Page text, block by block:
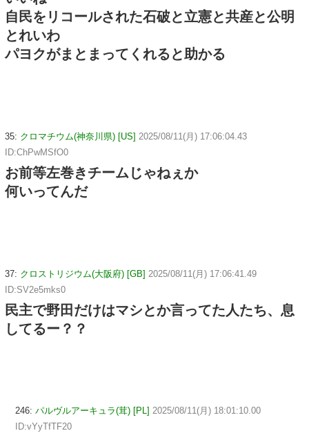
自民をリコールされた石破と立憲と共産と公明
とれいわ
パヨクがまとまってくれると助かる
35: クロマチウム(神奈川県) [US] 2025/08/11(月) 17:06:04.43
ID:ChPwMSfO0
お前等左巻きチームじゃねぇか
何いってんだ
37: クロストリジウム(大阪府) [GB] 2025/08/11(月) 17:06:41.49
ID:SV2e5mks0
民主で野田だけはマシとか言ってた人たち、息
してるー？？
246: パルヴルアーキュラ(茸) [PL] 2025/08/11(月) 18:01:10.00
ID:vYyTfTF20